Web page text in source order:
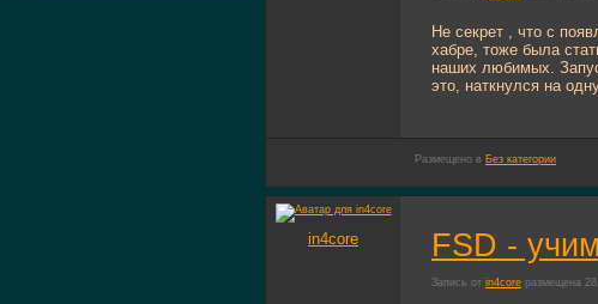
Не секрет , что с
хабре, тоже была
наших любимых.
это, наткнулся на
Размещено в Без категории
in4core FSD -
Запись от in4core размещена